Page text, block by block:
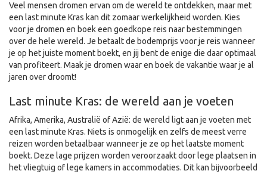
Veel mensen dromen ervan om de wereld te ontdekken, maar met
een last minute Kras kan dit zomaar werkelijkheid worden. Kies
voor je dromen en boek een goedkope reis naar bestemmingen
over de hele wereld. Je betaalt de bodemprijs voor je reis wanneer
je op het juiste moment boekt, en jij bent de enige die daar optimaal
van profiteert. Maak je dromen waar en boek de vakantie waar je al
jaren over droomt!
Last minute Kras: de wereld aan je voeten
Afrika, Amerika, Australië of Azië: de wereld ligt aan je voeten met
een last minute Kras. Niets is onmogelijk en zelfs de meest verre
reizen worden betaalbaar wanneer je ze op het laatste moment
boekt. Deze lage prijzen worden veroorzaakt door lege plaatsen in
het vliegtuig of lege kamers in accommodaties. Dit kan bijvoorbeeld